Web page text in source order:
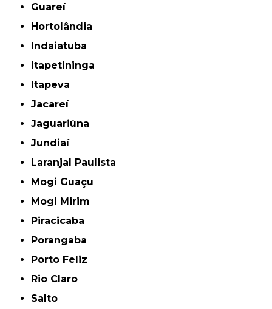
Guareí
Hortolândia
Indaiatuba
Itapetininga
Itapeva
Jacareí
Jaguariúna
Jundiaí
Laranjal Paulista
Mogi Guaçu
Mogi Mirim
Piracicaba
Porangaba
Porto Feliz
Rio Claro
Salto